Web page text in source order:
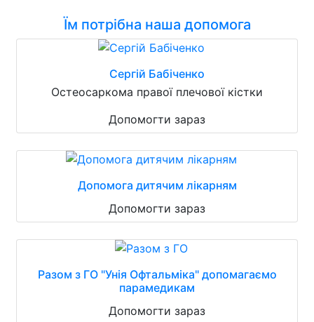
Їм потрібна наша допомога
Сергій Бабіченко
Остеосаркома правої плечової кістки
Допомогти зараз
Допомога дитячим лікарням
Допомогти зараз
Разом з ГО "Унія Офтальміка" допомагаємо
парамедикам
Допомогти зараз